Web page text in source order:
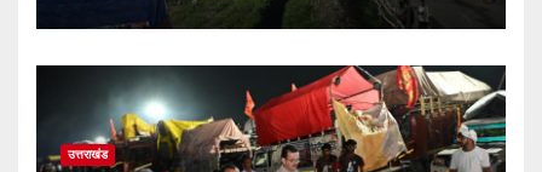
उत्तराखंड